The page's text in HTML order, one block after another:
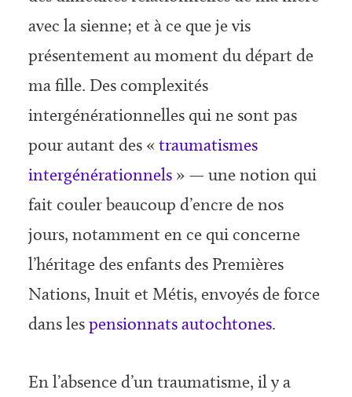
avec la sienne; et à ce que je vis
présentement au moment du départ de
ma fille. Des complexités
intergénérationnelles qui ne sont pas
pour autant des «traumatismes
intergénérationnels » — une notion qui
fait couler beaucoup d’encre de nos
jours, notamment en ce qui concerne
l’héritage des enfants des Premières
Nations, Inuit et Métis, envoyés de force
dans lespensionnats autochtones.
En l’absence d’un traumatisme, il y a